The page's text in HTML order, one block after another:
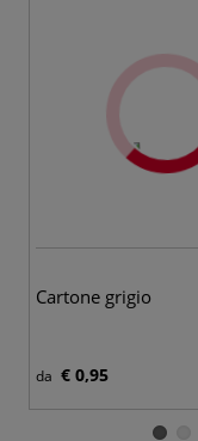
Cartone grigio
da € 0,95